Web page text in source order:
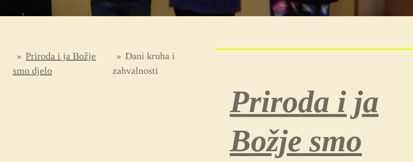
» Priroda i ja Božje
smo djelo
» Dani kruha i
zahvalnosti
Priroda i ja
Božje smo